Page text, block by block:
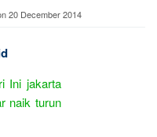
20 December 2014